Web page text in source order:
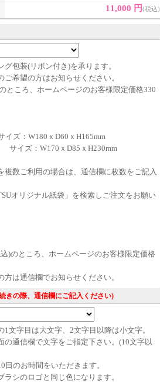
11,000 円(税込)
グ包装(リボン付き)を承ります。
希望の方はお知らせください。
ところ、ホームページのお客様限定価格330
ズ：W180ｘD60ｘH165mm
サイズ：W170ｘD85ｘH230mm
複数ご利用の場合は、通信欄に枚数をご記入
オリジナル紙袋」を検索しご注文をお願い
)のところ、ホームページのお客様限定価格
は通信欄でお知らせください。
きの際、通信欄にご記入ください)
1文字目は大文字、2文字目以降は小文字。
の通信欄で文字をご指定下さい。(10文字以
日のお時間をいただきます。
シのロゴと同じ色になります。